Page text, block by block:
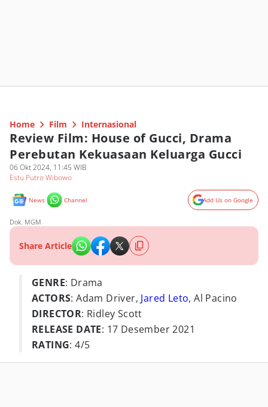
Home Film Internasional
Review Film: House of Gucci, Drama
Perebutan Kekuasaan Keluarga Gucci
06 Okt 2024, 11:45 WIB
Estu Putro Wibowo
News Channel Add Us on Google
Dok. MGM
Share Article
GENRE: Drama
ACTORS: Adam Driver, Jared Leto, Al Pacino
DIRECTOR: Ridley Scott
RELEASE DATE: 17 Desember 2021
RATING: 4/5